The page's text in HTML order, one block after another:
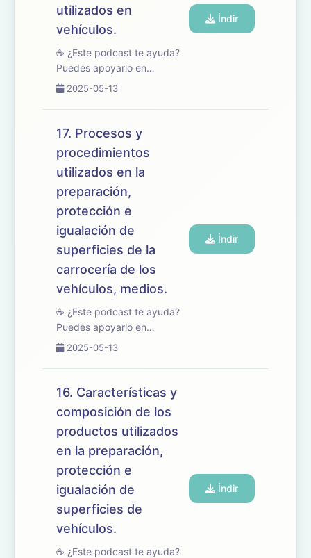
utilizados en
vehículos.
☕ ¿Este podcast te ayuda?
Puedes apoyarlo en
buymeacoffee.com/oposicionesfp
abordamos el tema 18 del
temario de oposiciones de
Mantenimiento de Vehículos,
dedicado a las caracterís...
2025-05-13
İndir
17. Procesos y
procedimientos
utilizados en la
preparación,
protección e
igualación de
superficies de la
carrocería de los
vehículos, medios.
☕ ¿Este podcast te ayuda?
Puedes apoyarlo en
buymeacoffee.com/oposicionesfp
trabajamos el tema 17 del
temario de oposiciones de
Mantenimiento de Vehículos,
enfocado en los procesos...
2025-05-13
İndir
16. Características y
composición de los
productos utilizados
en la preparación,
protección e
igualación de
superficies de
vehículos.
☕ ¿Este podcast te ayuda?
İndir